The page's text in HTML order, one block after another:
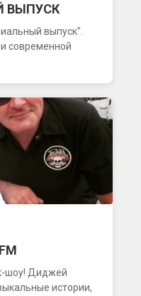
ВЫПУСК
выпуск".
современной
шоу! Диджей
истории,